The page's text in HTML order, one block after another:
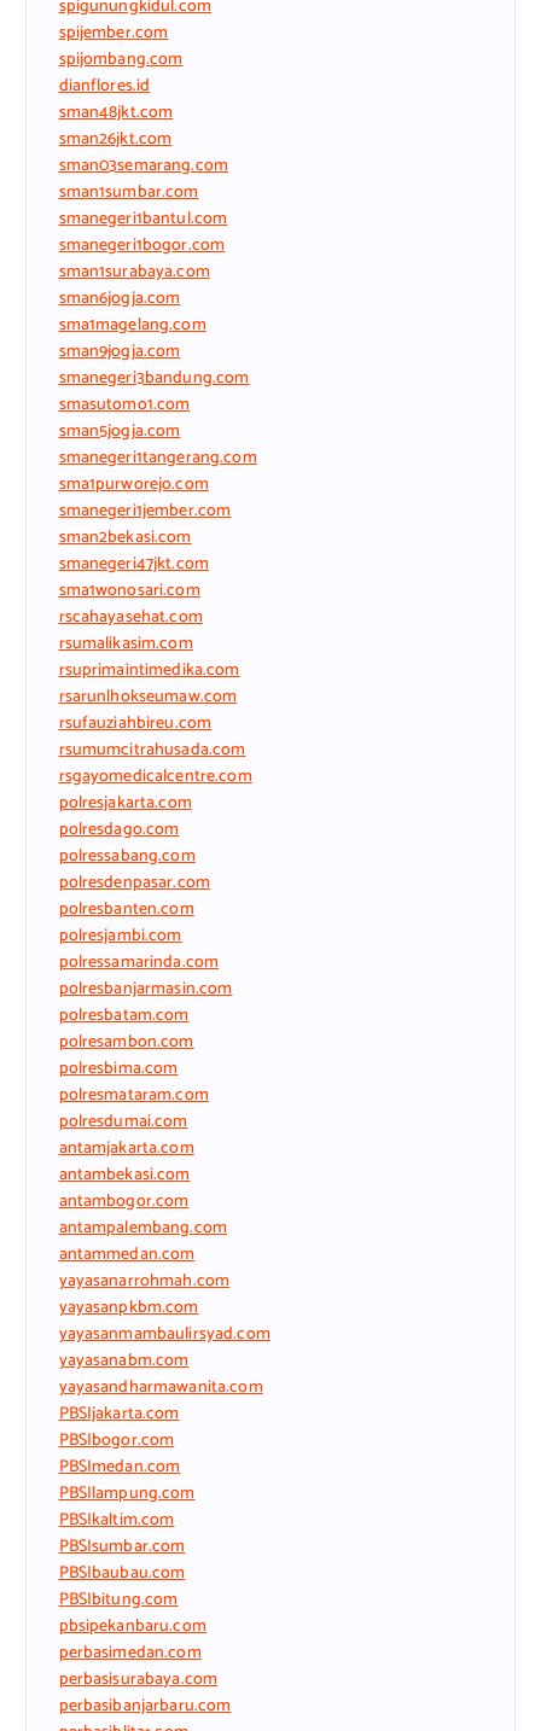
spigunungkidul.com
spijember.com
spijombang.com
dianflores.id
sman48jkt.com
sman26jkt.com
sman03semarang.com
sman1sumbar.com
smanegeri1bantul.com
smanegeri1bogor.com
sman1surabaya.com
sman6jogja.com
sma1magelang.com
sman9jogja.com
smanegeri3bandung.com
smasutomo1.com
sman5jogja.com
smanegeri1tangerang.com
sma1purworejo.com
smanegeri1jember.com
sman2bekasi.com
smanegeri47jkt.com
sma1wonosari.com
rscahayasehat.com
rsumalikasim.com
rsuprimaintimedika.com
rsarunlhokseumaw.com
rsufauziahbireu.com
rsumumcitrahusada.com
rsgayomedicalcentre.com
polresjakarta.com
polresdago.com
polressabang.com
polresdenpasar.com
polresbanten.com
polresjambi.com
polressamarinda.com
polresbanjarmasin.com
polresbatam.com
polresambon.com
polresbima.com
polresmataram.com
polresdumai.com
antamjakarta.com
antambekasi.com
antambogor.com
antampalembang.com
antammedan.com
yayasanarrohmah.com
yayasanpkbm.com
yayasanmambaulirsyad.com
yayasanabm.com
yayasandharmawanita.com
PBSIjakarta.com
PBSIbogor.com
PBSImedan.com
PBSIlampung.com
PBSIkaltim.com
PBSIsumbar.com
PBSIbaubau.com
PBSIbitung.com
pbsipekanbaru.com
perbasimedan.com
perbasisurabaya.com
perbasibanjarbaru.com